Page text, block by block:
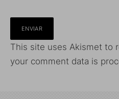
This site uses Akismet to
your comment data is